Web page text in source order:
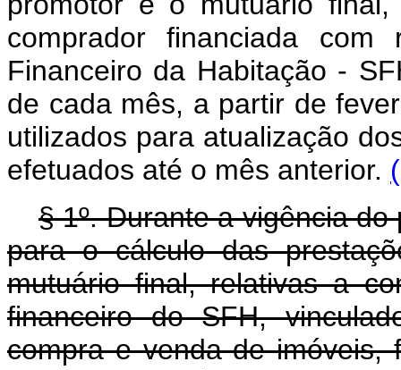
comprador financiada com
Financeiro da Habitação -
de cada mês, a partir de
utilizados para atualização
efetuados até o mês anterior.
§ 1º. Durante a vigência
para o cálculo das
mutuário final, relativas a
financeiro do SFH,
compra e venda de imóveis,